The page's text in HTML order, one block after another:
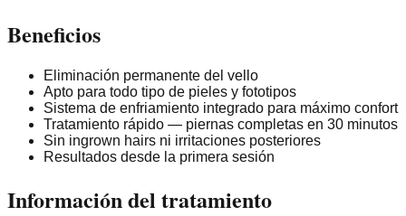
Beneficios
Eliminación permanente del vello
Apto para todo tipo de pieles y fototipos
Sistema de enfriamiento integrado para máximo confort
Tratamiento rápido — piernas completas en 30 minutos
Sin ingrown hairs ni irritaciones posteriores
Resultados desde la primera sesión
Información del tratamiento